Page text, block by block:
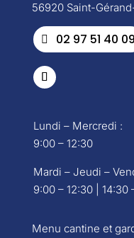
56920 Saint-
02 97 51 40 09
Lundi – Mercredi :
9:00 – 12:30
Mardi – Jeudi –
9:00 – 12:30 | 14:30
Menu cantine et